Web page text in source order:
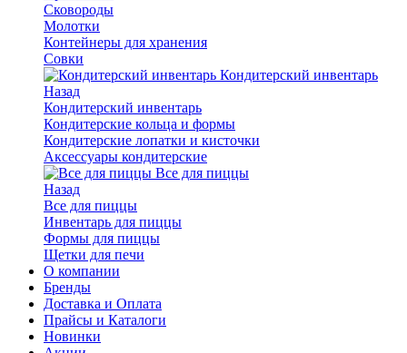
Сковороды
Молотки
Контейнеры для хранения
Совки
Кондитерский инвентарь
Назад
Кондитерский инвентарь
Кондитерские кольца и формы
Кондитерские лопатки и кисточки
Аксессуары кондитерские
Все для пиццы
Назад
Все для пиццы
Инвентарь для пиццы
Формы для пиццы
Щетки для печи
О компании
Бренды
Доставка и Оплата
Прайсы и Каталоги
Новинки